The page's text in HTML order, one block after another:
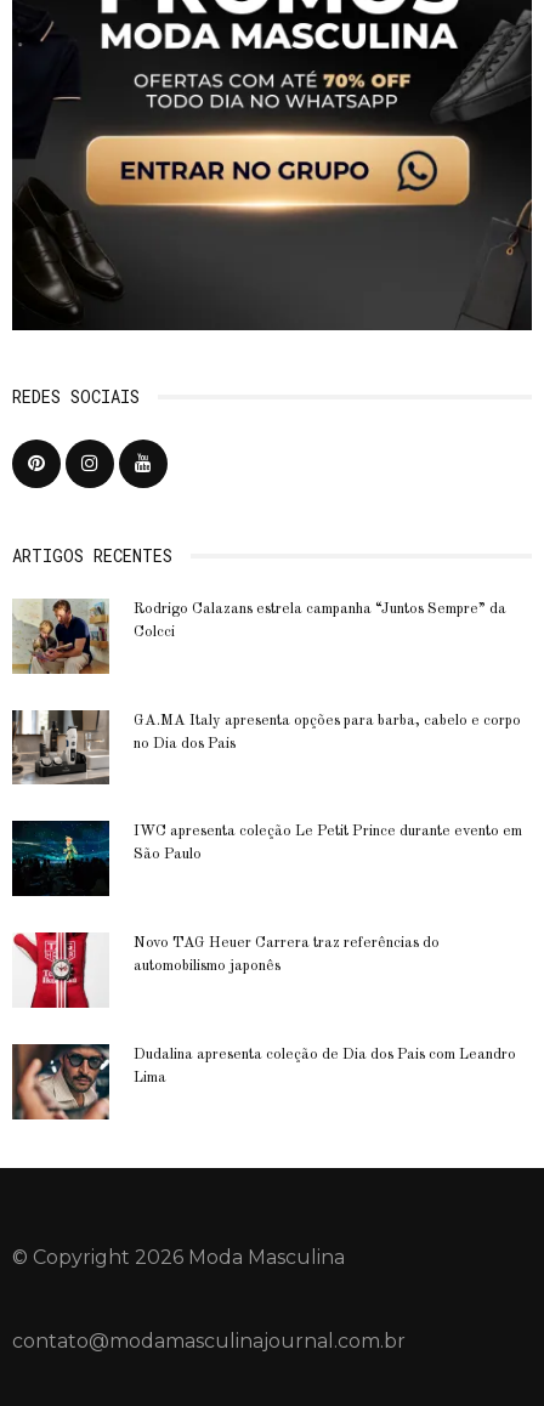
REDES SOCIAIS
ARTIGOS RECENTES
Rodrigo Calazans estrela campanha “Juntos Sempre” da
Colcci
GA.MA Italy apresenta opções para barba, cabelo e corpo
no Dia dos Pais
IWC apresenta coleção Le Petit Prince durante evento em
São Paulo
Novo TAG Heuer Carrera traz referências do
automobilismo japonês
Dudalina apresenta coleção de Dia dos Pais com Leandro
Lima
© Copyright 2026 Moda Masculina
contato@modamasculinajournal.com.br